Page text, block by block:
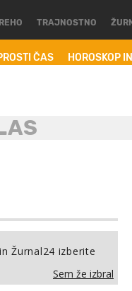
ČAS HOROSKOP
TRAJNOSTNO
Žurnal24 izberite
Sem že izbral